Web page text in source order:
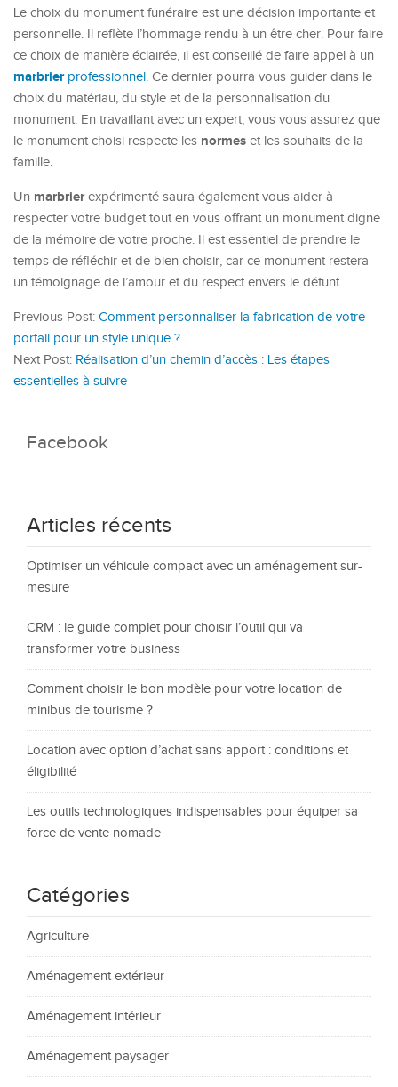
Le choix du monument funéraire est une décision importante et
personnelle. Il reflète l’hommage rendu à un être cher. Pour faire
ce choix de manière éclairée, il est conseillé de faire appel à un
marbrierprofessionnel. Ce dernier pourra vous guider dans le
choix du matériau, du style et de la personnalisation du
monument. En travaillant avec un expert, vous vous assurez que
le monument choisi respecte les normes et les souhaits de la
famille.
Un marbrierexpérimenté saura également vous aider à
respecter votre budget tout en vous offrant un monument digne
de la mémoire de votre proche. Il est essentiel de prendre le
temps de réfléchir et de bien choisir, car ce monument restera
un témoignage de l’amour et du respect envers le défunt.
Previous Post: Comment personnaliser la fabrication de votre
portail pour un style unique ?
Next Post: Réalisation d’un chemin d’accès : Les étapes
essentielles à suivre
Facebook
Articles récents
Optimiser un véhicule compact avec un aménagement sur-
mesure
CRM : le guide complet pour choisir l’outil qui va
transformer votre business
Comment choisir le bon modèle pour votre location de
minibus de tourisme ?
Location avec option d’achat sans apport : conditions et
éligibilité
Les outils technologiques indispensables pour équiper sa
force de vente nomade
Catégories
Agriculture
Aménagement extérieur
Aménagement intérieur
Aménagement paysager